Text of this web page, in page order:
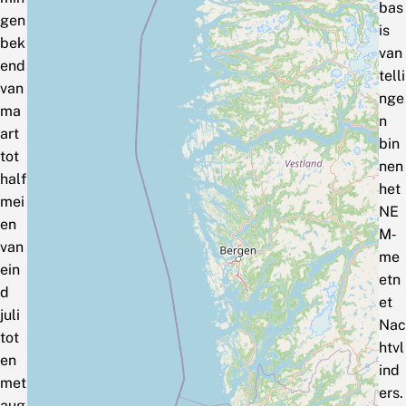
gen
bek
end
van
ma
art
tot
half
mei
en
van
ein
d
juli
tot
en
met
bas
is
van
telli
nge
n
bin
nen
het
NE
M‑
me
etn
et
Nac
htvl
ind
ers.